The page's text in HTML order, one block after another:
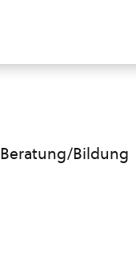
Beratung/Bildung